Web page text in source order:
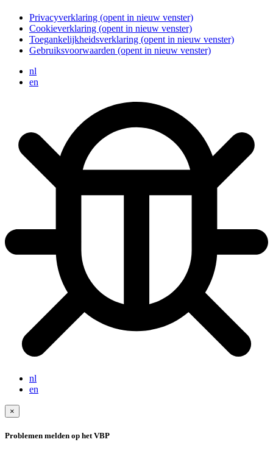
Privacyverklaring (opent in nieuw venster)
Cookieverklaring (opent in nieuw venster)
Toegankelijkheidsverklaring (opent in nieuw venster)
Gebruiksvoorwaarden (opent in nieuw venster)
nl
en
nl
en
×
Problemen melden op het VBP